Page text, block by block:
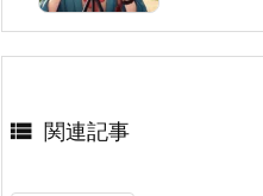
 関連記事